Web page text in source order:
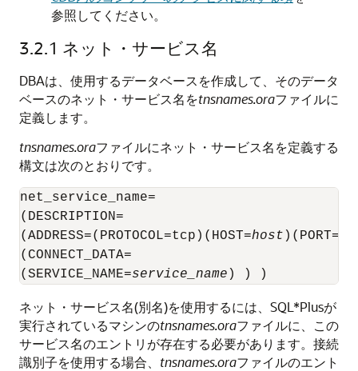
参照してください。
3.2.1 ネット・サービス名
DBAは、使用するデータベースを作成して、そのデータ
ベースのネット・サービス名をtnsnames.oraファイルに
定義します。
tnsnames.oraファイルにネット・サービス名を定義する
構文は次のとおりです。
net_service_name=
(DESCRIPTION=
(ADDRESS=(PROTOCOL=tcp)(HOST=host )(PORT=
(CONNECT_DATA=
(SERVICE_NAME=service_name ) ) )
ネット・サービス名(別名)を使用するには、SQL*Plusが
実行されているマシンのtnsnames.oraファイルに、この
サービス名のエントリが存在する必要があります。接続
識別子を使用する場合、 tnsnames.oraファイルのエント